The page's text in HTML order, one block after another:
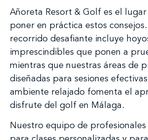
Añoreta Resort & Golf es el
poner en práctica estos
recorrido desafiante incluye
imprescindibles que ponen a
mientras que nuestras áreas de
diseñadas para sesiones
ambiente relajado fomenta el
disfrute del golf en Málaga.
Nuestro equipo de